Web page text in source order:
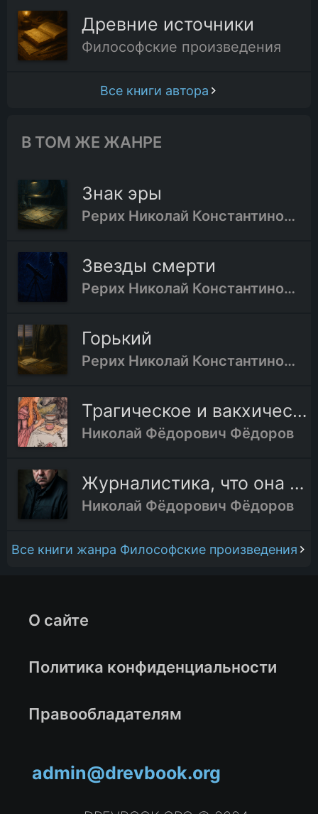
Древние источники
Философские произведения
Все книги автора
В ТОМ ЖЕ ЖАНРЕ
Знак эры
Рерих Николай Константинович
Звезды смерти
Рерих Николай Константинович
Горький
Рерих Николай Константинович
Трагическое и вакхическое у Шопенгауэра и Ницше
Николай Фёдорович Фёдоров
Журналистика, что она есть и чем должна быть
Николай Фёдорович Фёдоров
Все книги жанра Философские произведения
О сайте
Политика конфиденциальности
Правообладателям
admin@drevbook.org